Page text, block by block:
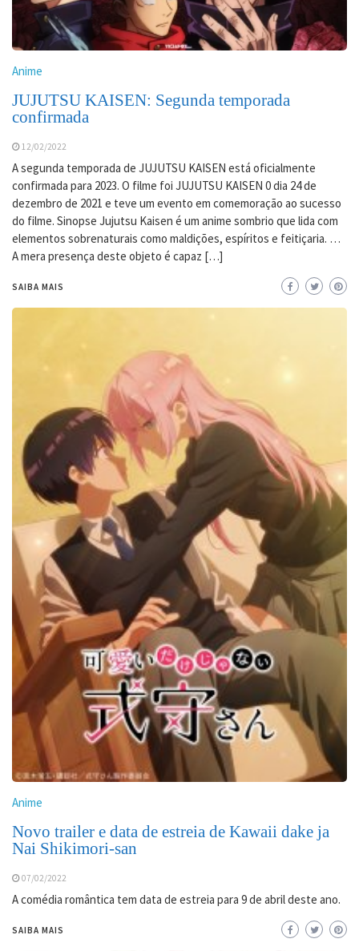
Anime
JUJUTSU KAISEN: Segunda temporada
confirmada
12/02/2022
A segunda temporada de JUJUTSU KAISEN está oficialmente
confirmada para 2023. O filme foi JUJUTSU KAISEN 0 dia 24 de
dezembro de 2021 e teve um evento em comemoração ao sucesso
do filme. Sinopse Jujutsu Kaisen é um anime sombrio que lida com
elementos sobrenaturais como maldições, espíritos e feitiçaria. …
A mera presença deste objeto é capaz […]
SAIBA MAIS
Anime
Novo trailer e data de estreia de Kawaii dake ja
Nai Shikimori-san
07/02/2022
A comédia romântica tem data de estreia para 9 de abril deste ano.
SAIBA MAIS